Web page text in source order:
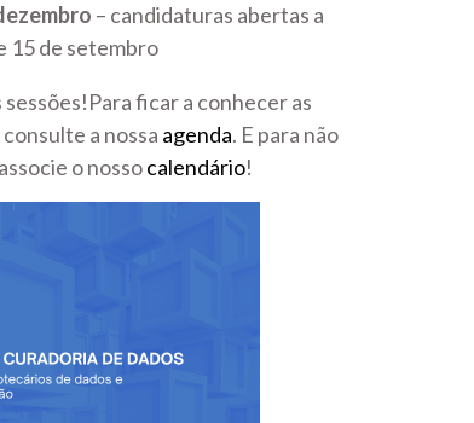
– candidaturas abertas a
15 de setembro
ficar a conhecer as
a nossa agenda. E para não
o nossocalendário!